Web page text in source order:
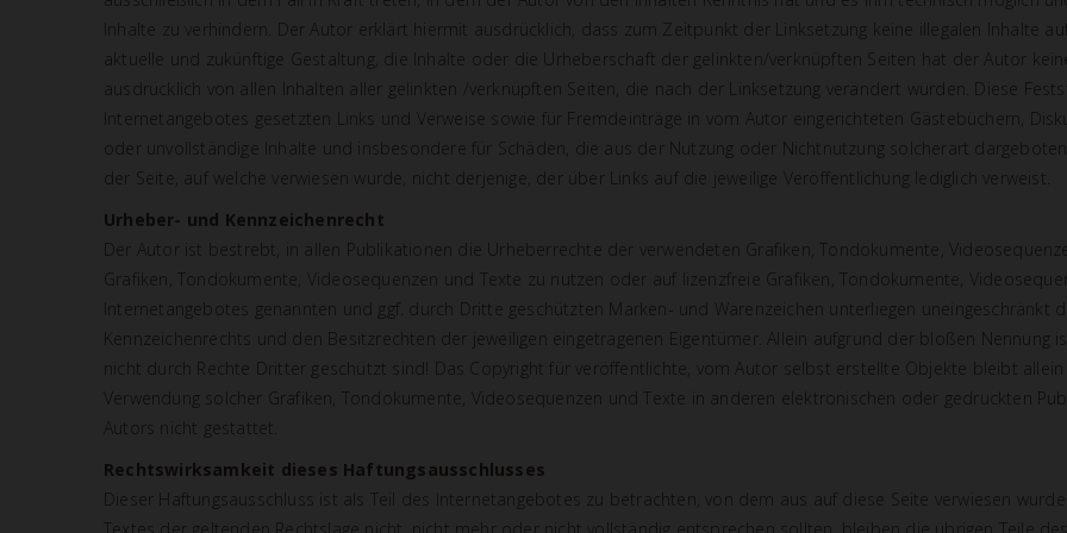
Inhalte zu verhindern. Der Autor erklärt hiermit ausdrücklich, dass zum Zeitpunkt der Linksetzung keine illegalen Inhalte
aktuelle und zukünftige Gestaltung, die Inhalte oder die Urheberschaft der gelinkten/verknüpften Seiten hat der Autor
ausdrücklich von allen Inhalten aller gelinkten /verknüpften Seiten, die nach der Linksetzung verändert wurden. Diese
Internetangebotes gesetzten Links und Verweise sowie für Fremdeinträge in vom Autor eingerichteten Gästebüchern,
oder unvollständige Inhalte und insbesondere für Schäden, die aus der Nutzung oder Nichtnutzung solcherart
der Seite, auf welche verwiesen wurde, nicht derjenige, der über Links auf die jeweilige Veröffentlichung lediglich verweist.
Urheber- und Kennzeichenrecht
Der Autor ist bestrebt, in allen Publikationen die Urheberrechte der verwendeten Grafiken, Tondokumente,
Grafiken, Tondokumente, Videosequenzen und Texte zu nutzen oder auf lizenzfreie Grafiken, Tondokumente,
Internetangebotes genannten und ggf. durch Dritte geschützten Marken- und Warenzeichen unterliegen uneingeschränkt
Kennzeichenrechts und den Besitzrechten der jeweiligen eingetragenen Eigentümer. Allein aufgrund der bloßen Nennung
nicht durch Rechte Dritter geschützt sind! Das Copyright für veröffentlichte, vom Autor selbst erstellte Objekte bleibt allein
Verwendung solcher Grafiken, Tondokumente, Videosequenzen und Texte in anderen elektronischen oder gedruckten
Autors nicht gestattet.
Rechtswirksamkeit dieses Haftungsausschlusses
Dieser Haftungsausschluss ist als Teil des Internetangebotes zu betrachten, von dem aus auf diese Seite verwiesen